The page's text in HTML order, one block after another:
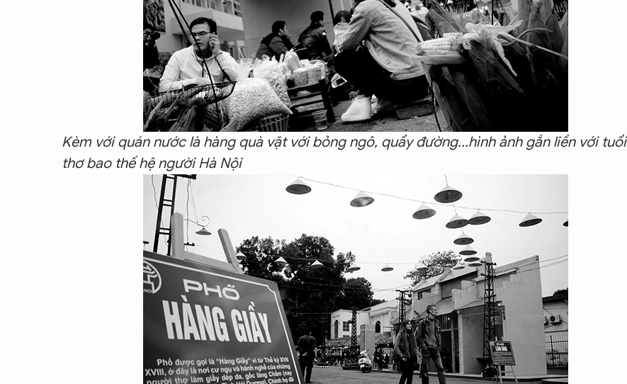
Kèm với quán nước là hàng quà vặt với bỏng ngô, quẩy đường...hình ảnh gắn liền với tuổi
thơ bao thế hệ người Hà Nội